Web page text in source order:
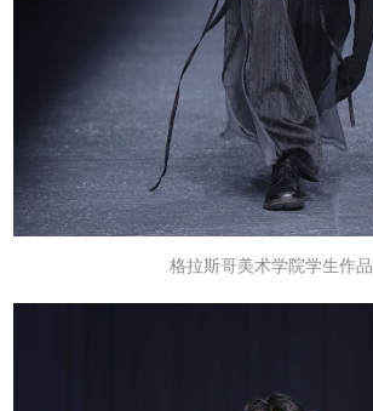
格拉斯哥美术学院学生作品